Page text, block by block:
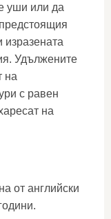
уши или да
изразената
Удължените
на
с равен
на
от английски